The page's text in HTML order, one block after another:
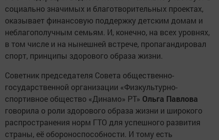
социально значимых и благотворительных проектах,
оказывает финансовую поддержку детским домам и
неблагополучным семьям. И, конечно, на всех уровнях,
в том числе и на нынешней встрече, пропагандировал
спорт, принципы здорового образа жизни.
Советник председателя Совета общественно-
государственной организации «Физкультурно-
спортивное общество «Динамо» РТ» Ольга Павлова
говорила о роли здорового образа жизни и широкого
распространения норм ГТО для успешного развития
страны, её обороноспособности. И тому есть